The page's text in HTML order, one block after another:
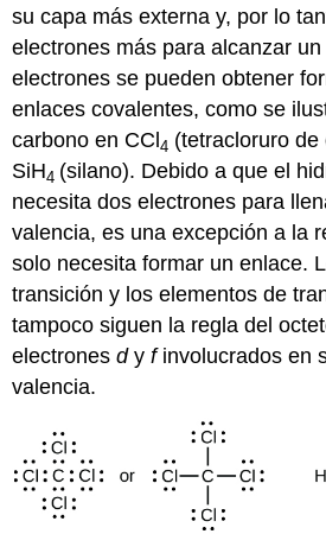
su capa más externa y, por lo
electrones más para alcanzar
electrones se pueden obtener
enlaces covalentes, como se
carbono en CCl 4 (tetracloruro
SiH4 (silano). Debido a que el
necesita dos electrones para
valencia, es una excepción a la
solo necesita formar un enlace.
transición y los elementos de
tampoco siguen la regla del
electronesdyf involucrados en
valencia.